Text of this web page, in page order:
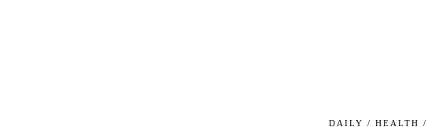
DAILY / HEALTH /